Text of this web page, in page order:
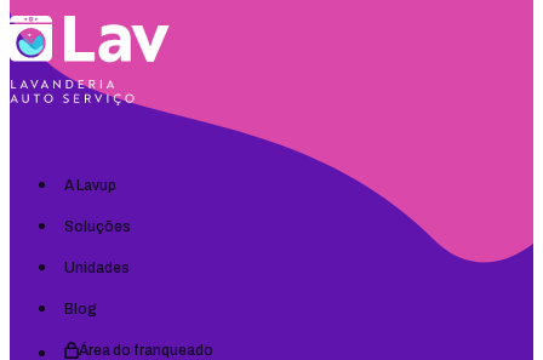
A Lavup
Soluções
Unidades
Blog
Área do franqueado